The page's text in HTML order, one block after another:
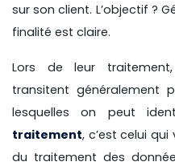
sur son client. L’objectif ?
finalité est claire.
Lors de leur
transitent généralement
lesquelles on peut
traitement, c’est celui
du traitement des